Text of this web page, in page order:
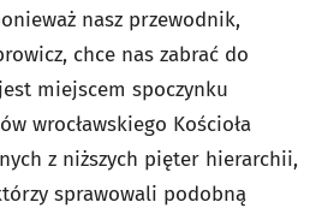
nasz przewodnik,
chce nas zabrać do
miejscem spoczynku
wrocławskiego Kościoła
z niższych pięter hierarchii,
sprawowali podobną